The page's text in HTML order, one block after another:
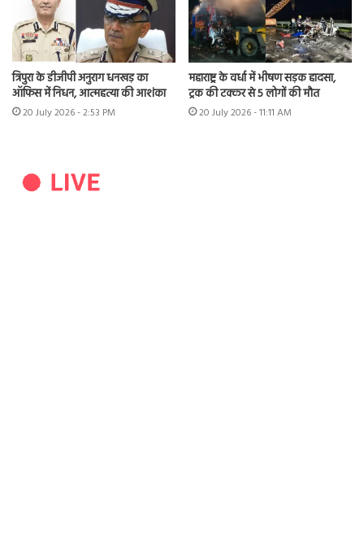
त्रिपुरा के डीजीपी अनुराग धनखड़ का
ऑफिस में निधन, आत्महत्या की आशंका
20 July 2026 - 2:53 PM
महाराष्ट्र के वर्धा में भीषण सड़क हादसा,
ट्रक की टक्कर से 5 लोगों की मौत
20 July 2026 - 11:11 AM